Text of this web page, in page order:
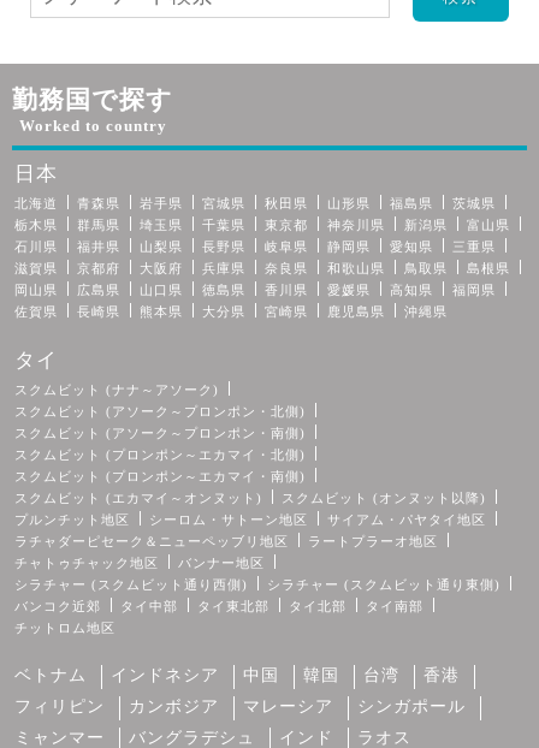
勤務国で探す
Worked to country
日本
北海道 青森県 岩手県 宮城県 秋田県 山形県 福島県
茨城県
栃木県
群馬県 埼玉県 千葉県 東京都 神奈川県 新潟県
富山県
石川県
福井県 山梨県 長野県 岐阜県 静岡県 愛知県
三重県
滋賀県
京都府 大阪府 兵庫県 奈良県 和歌山県 鳥取県
島根県
岡山県
広島県 山口県 徳島県 香川県 愛媛県 高知県
福岡県
佐賀県
長崎県 熊本県 大分県 宮崎県 鹿児島県 沖縄県
タイ
スクムビット (ナナ～アソーク)
スクムビット (アソーク～プロンポン・北側)
スクムビット (アソーク～プロンポン・南側)
スクムビット (プロンポン～エカマイ・北側)
スクムビット (プロンポン～エカマイ・南側)
スクムビット (エカマイ～オンヌット)
スクムビット (オンヌット以降)
プルンチット地区
シーロム・サトーン地区
サイアム・パヤタイ地区
ラチャダーピセーク＆ニューペッブリ地区
ラートプラーオ地区
チャトゥチャック地区
バンナー地区
シラチャー (スクムビット通り西側)
シラチャー (スクムビット通り東側)
バンコク近郊
タイ中部 タイ東北部 タイ北部
タイ南部
チットロム地区
ベトナム インドネシア 中国 韓国 台湾
香港
フィリピン
カンボジア マレーシア
シンガポール
ミャンマー
バングラデシュ インド ラオス